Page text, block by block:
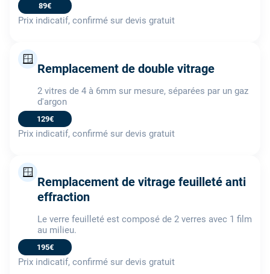
89€
Prix indicatif, confirmé sur devis gratuit
🪟
Remplacement de double vitrage
2 vitres de 4 à 6mm sur mesure, séparées par un gaz
d'argon
129€
Prix indicatif, confirmé sur devis gratuit
🪟
Remplacement de vitrage feuilleté anti
effraction
Le verre feuilleté est composé de 2 verres avec 1 film
au milieu.
195€
Prix indicatif, confirmé sur devis gratuit